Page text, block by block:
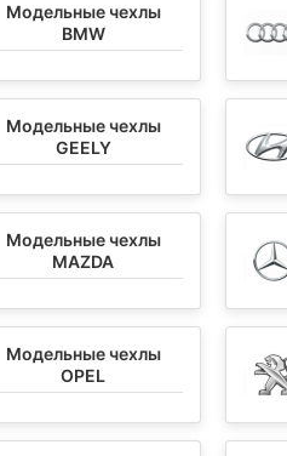
Модельные чехлы
BMW
Модельные чехлы
GEELY
Модельные чехлы
MAZDA
Модельные чехлы
OPEL